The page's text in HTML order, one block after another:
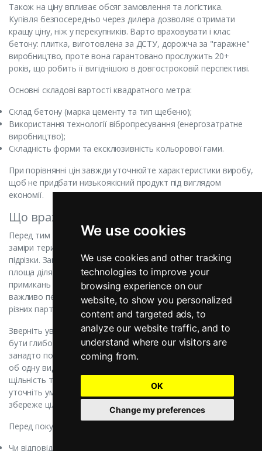
We use cookies
We use cookies and other tracking
technologies to improve your
browsing experience on our
website, to show you personalized
content and targeted ads, to
analyze our website traffic, and to
understand where our visitors are
coming from.
OK
Change my preferences
Також на ціну впливає обсяг замовлення та логістика.
Купівля безпосередньо через дилера дозволяє отримати
кращу ціну, ніж у перекупників. Варто враховувати і клас
бетону: плитка, виготовлена за ДСТУ, дорожча за "гаражне"
виробництво, проте вона гарантовано прослужить 20+
років, що робить її вигіднішою в довгостроковій перспективі.
Основні складові вартості квадратного метра:
Склад бетону (марка цементу та тип щебеню);
Використання технології вібропресування (енергозатратне
виробництво);
Складність форми та ексклюзивність кольорової гами.
При порівнянні цін завжди уточнюйте характеристики виробу,
щоб не придбати низькоякісний продукт під виглядом
економії.
Що врахувати, перш ніж купити бруківку
Перед тим як купити бруківку, необхідно провести точні
заміри території з урахуванням контурів та необхідності
підрізки. Завжди замовляйте на 5-10% більше матеріалу, ніж
площа ділянки, оскільки при укладанні поворотів та
примикань до бордюрів неминуче виникають відходи. Також
важливо перевірити номер партії на всіх піддонах — плитка з
різних партій може мати ледь помітні відтінки кольору.
Зверніть увагу на зовнішній вигляд: на поверхні не повинно
бути глибоких тріщин, а зворотна сторона не має бути
занадто пористою («рихлою»). Якісна плитка при ударі одна
об одну видає дзвінкий звук, що свідчить про хорошу
щільність та правильний процес сушіння. Обов'язково
уточніть умови доставки: розвантаження маніпулятором
збереже цілісність плитки та ваші сили.
Перед покупкою пройдіться по цьому чек-листу:
Чи відповідає товщина плитки запланованому